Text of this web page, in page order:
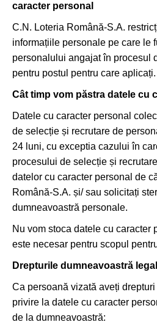
caracter personal
C.N. Loteria Română-S.A.
informațiile personale pe care le
personalului angajat în procesul
pentru postul pentru care aplicați.
Cât timp vom păstra datele cu
Datele cu caracter personal
de selecție și recrutare de
24 luni, cu exceptia cazului în
procesului de selecție și
datelor cu caracter personal de
Română-S.A. și/ sau solicitați
dumneavoastră personale.
Nu vom stoca datele cu caracter
este necesar pentru scopul
Drepturile dumneavoastră
Ca persoană vizată aveți
privire la datele cu caracter
de la dumneavoastră: